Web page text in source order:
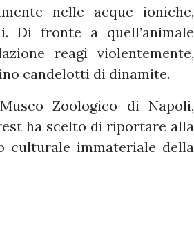
nelle acque ioniche,
Di fronte a quell’animale
reagì violentemente,
candelotti di dinamite.
Zoologico di Napoli,
ha scelto di riportare alla
culturale immateriale della